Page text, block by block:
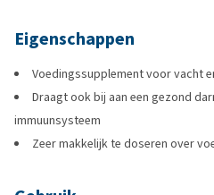
Eigenschappen
Voedingssupplement voor vacht
Draagt ook bij aan een gezond
immuunsysteem
Zeer makkelijk te doseren over